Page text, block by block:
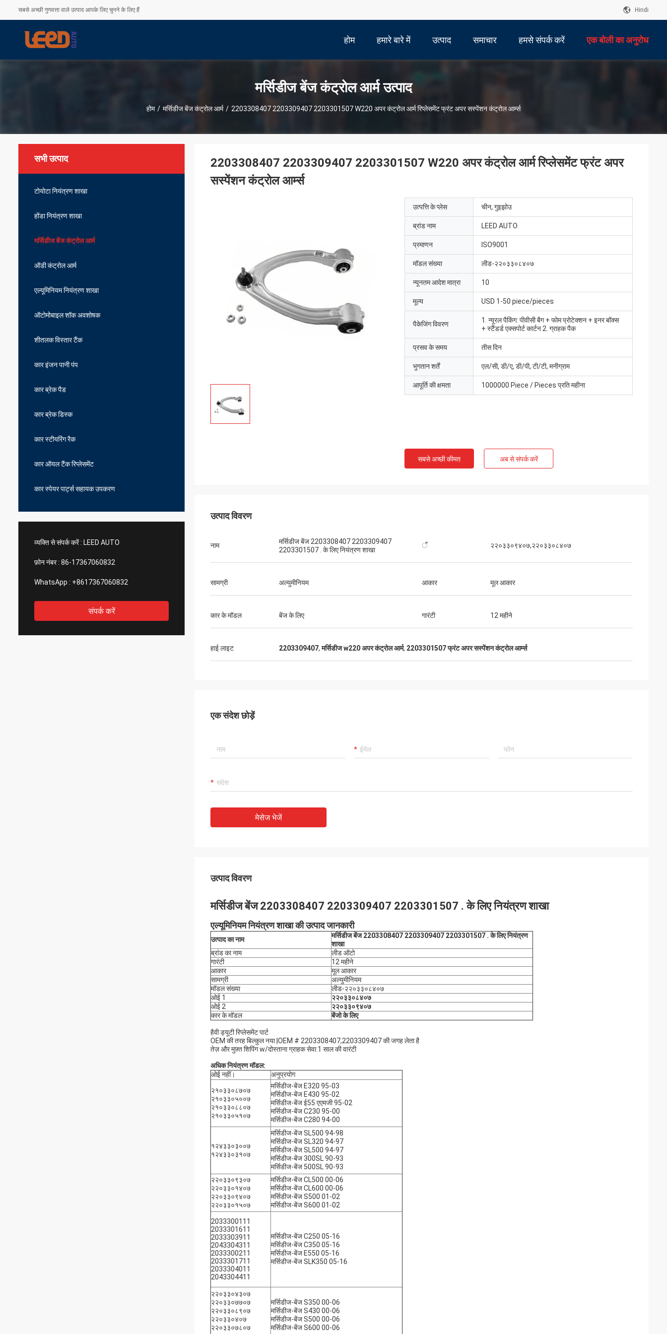
सबसे अच्छी गुणवत्ता वाले उत्पाद आपके लिए चुनने के लिए हैं Hindi
होम हमारे बारे में उत्पाद समाचार हमसे संपर्क करें एक बोली का अनुरोध
मर्सिडीज बेंज कंट्रोल आर्म उत्पाद
होम / मर्सिडीज बेंज कंट्रोल आर्म / 2203308407 2203309407 2203301507 W220 अपर कंट्रोल आर्म रिप्लेसमेंट फ्रंट अपर सस्पेंशन कंट्रोल आर्म्स
सभी उत्पाद
टोयोटा नियंत्रण शाखा
होंडा नियंत्रण शाखा
मर्सिडीज बेंज कंट्रोल आर्म
ऑडी कंट्रोल आर्म
एल्यूमिनियम नियंत्रण शाखा
ऑटोमोबाइल शॉक अवशोषक
शीतलक विस्तार टैंक
कार इंजन पानी पंप
कार ब्रेक पैड
कार ब्रेक डिस्क
कार स्टीयरिंग रैक
कार ऑयल टैंक रिप्लेसमेंट
कार स्पेयर पार्ट्स सहायक उपकरण
व्यक्ति से संपर्क करें : LEED AUTO
फ़ोन नंबर : 86-17367060832
WhatsApp : +8617367060832
संपर्क करें
2203308407 2203309407 2203301507 W220 अपर कंट्रोल आर्म रिप्लेसमेंट फ्रंट अपर
सस्पेंशन कंट्रोल आर्म्स
उत्पत्ति के प्लेस चीन, गुइझोउ
ब्रांड नाम LEED AUTO
प्रमाणन ISO9001
मॉडल संख्या लीड-२२०३३०८४०७
न्यूनतम आदेश मात्रा 10
मूल्य USD 1-50 piece/pieces
पैकेजिंग विवरण
1. न्यूरल पैकिंग: पीवीसी बैग + फोम प्रोटेक्शन + इनर बॉक्स
+ स्टैंडर्ड एक्सपोर्ट कार्टन 2. ग्राहक पैक
प्रसव के समय तीस दिन
भुगतान शर्तें एल/सी, डी/ए, डी/पी, टी/टी, मनीग्राम
आपूर्ति की क्षमता 1000000 Piece / Pieces प्रति महीना
सबसे अच्छी कीमत अब से संपर्क करें
उत्पाद विवरण
नाम
मर्सिडीज बेंज 2203308407 2203309407
2203301507 . के लिए नियंत्रण शाखा
ँ २२०३३०९४०७,२२०३३०८४०७
सामग्री अल्युमीनियम आकार मूल आकार
कार के मॉडल बेंज के लिए गारंटी 12 महीने
हाई लाइट 2203309407,मर्सिडीज w220 अपर कंट्रोल आर्म, 2203301507 फ्रंट अपर सस्पेंशन कंट्रोल आर्म्स
एक संदेश छोड़ें
मेसेज भेजें
उत्पाद विवरण
मर्सिडीज बेंज 2203308407 2203309407 2203301507 . के लिए नियंत्रण शाखा
एल्यूमिनियम नियंत्रण शाखा की उत्पाद जानकारी
उत्पाद का नाम
मर्सिडीज बेंज 2203308407 2203309407 2203301507 . के लिए नियंत्रण
शाखा
ब्रांड का नाम
लीड ऑटो
गारंटी
12 महीने
आकार
मूल आकार
सामग्री
अल्युमीनियम
मॉडल संख्या
लीड-२२०३३०८४०७
ओई 1
२२०३३०८४०७
ओई 2
२२०३३०९४०७
कार के मॉडल
बेंजो के लिए
हैवी ड्यूटी रिप्लेसमेंट पार्ट
OEM की तरह बिल्कुल नया |OEM # 2203308407,2203309407 की जगह लेता है
तेज़ और मुफ़्त शिपिंग w/दोस्ताना ग्राहक सेवा:1 साल की वारंटी
अधिक नियंत्रण मॉडल:
ओई नहीं।
अनुप्रयोग
२१०३३०८७०७
२१०३३०५००७
२१०३३०८८०७
२१०३३०५१०७
मर्सिडीज-बेंज E320 95-03
मर्सिडीज-बेंज E430 95-02
मर्सिडीज-बेंज ई55 एएमजी 95-02
मर्सिडीज-बेंज C230 95-00
मर्सिडीज-बेंज C280 94-00
१२४३३०३००७
१२४३३०३१०७
मर्सिडीज-बेंज SL500 94-98
मर्सिडीज-बेंज SL320 94-97
मर्सिडीज-बेंज SL500 94-97
मर्सिडीज-बेंज 300SL 90-93
मर्सिडीज-बेंज 500SL 90-93
२२०३३०९३०७
२२०३३०१४०७
२२०३३०९४०७
२२०३३०१५०७
मर्सिडीज-बेंज CL500 00-06
मर्सिडीज-बेंज CL600 00-06
मर्सिडीज-बेंज S500 01-02
मर्सिडीज-बेंज S600 01-02
2033300111
2033301611
2033303911
2043304311
2033300211
2033301711
2033304011
2043304411
मर्सिडीज-बेंज C250 05-16
मर्सिडीज-बेंज C350 05-16
मर्सिडीज-बेंज E550 05-16
मर्सिडीज-बेंज SLK350 05-16
२२०३३०४३०७
२२०३३०७७०७
२२०३३०८९०७
२२०३३०४०७
२२०३३०७८०७
मर्सिडीज-बेंज S350 00-06
मर्सिडीज-बेंज S430 00-06
मर्सिडीज-बेंज S500 00-06
मर्सिडीज-बेंज S600 00-06